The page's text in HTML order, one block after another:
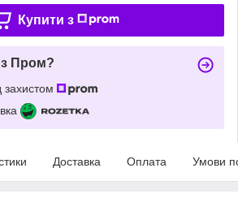
Купити з
з Пром?
захистом
Доставка Оплата Умови